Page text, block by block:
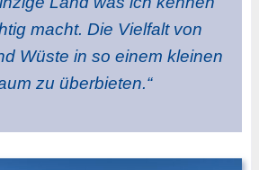
macht. Die Vielfalt von
Wüste in so einem kleinen
zu überbieten.“